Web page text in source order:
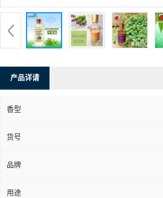
产品详请
香型
货号
品牌
用途